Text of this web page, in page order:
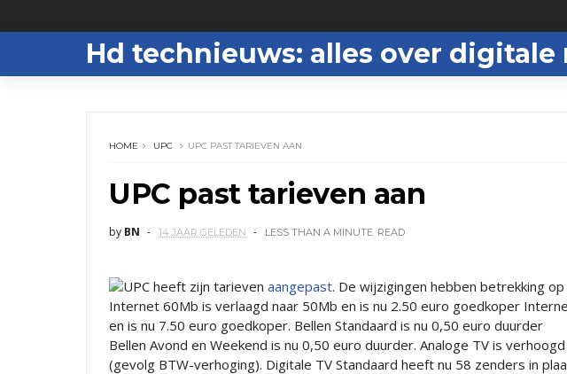
Hd technieuws: alles over digitale
HOME UPC UPC PAST TARIEVEN AAN
UPC past tarieven aan
by BN 14 JAAR GELEDEN LESS THAN A MINUTE READ
UPC heeft zijn tarieven aangepast. De wijzigingen hebben betrekking
Internet 60Mb is verlaagd naar 50Mb en is nu 2.50 euro goedkoper
en is nu 7.50 euro goedkoper. Bellen Standaard is nu 0,50 euro duurder
Bellen Avond en Weekend is nu 0,50 euro duurder. Analoge TV is
(gevolg BTW-verhoging). Digitale TV Standaard heeft nu 58 zenders in